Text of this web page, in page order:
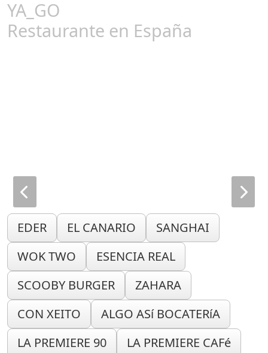
YA_GO
Restaurante en España
EDER EL CANARIO
SANGHAI
WOK TWO
ESENCIA REAL
SCOOBY BURGER
ZAHARA
CON XEITO
ALGO ASí BOCATERíA
LA PREMIERE 90
LA PREMIERE CAFé